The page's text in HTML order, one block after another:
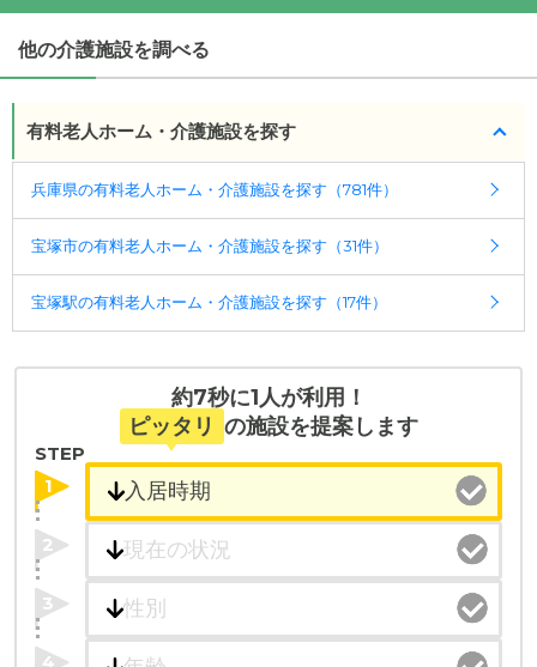
費用が発生します。
(回答者: 施設担当者,回答日: 2024/02/26)
他の介護施設を調べる
有料老人ホーム・介護施設を探す
兵庫県の有料老人ホーム・介護施設を探す（781件）
宝塚市の有料老人ホーム・介護施設を探す（31件）
宝塚駅の有料老人ホーム・介護施設を探す（17件）
約7秒に1人が利用！
ピッタリ の施設を提案します
STEP
1
2
3
4